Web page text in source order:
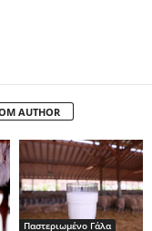
AUTHOR
Παστεριωμένο Γάλα